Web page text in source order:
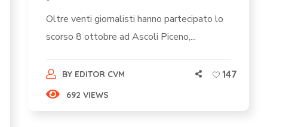
Oltre venti giornalisti hanno partecipato lo
scorso 8 ottobre ad Ascoli Piceno,...
BY EDITOR CVM
692 VIEWS
147